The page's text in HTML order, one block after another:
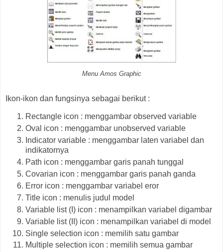
Menu Amos Graphic
Ikon-ikon dan fungsinya sebagai berikut :
Rectangle icon : menggambar observed variable
Oval icon : menggambar unobserved variable
Indicator variable : menggambar laten variabel dan
indikatornya
Path icon : menggambar garis panah tunggal
Covarian icon : menggambar garis panah ganda
Error icon : menggambar variabel eror
Title icon : menulis judul model
Variable list (I) icon : menampilkan variabel digambar
Variable list (II) icon : menampilkan variabel di model
Single selection icon : memilih satu gambar
Multiple selection icon : memilih semua gambar